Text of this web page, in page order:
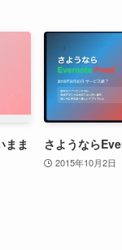
まま さようなら
2015年10月2日